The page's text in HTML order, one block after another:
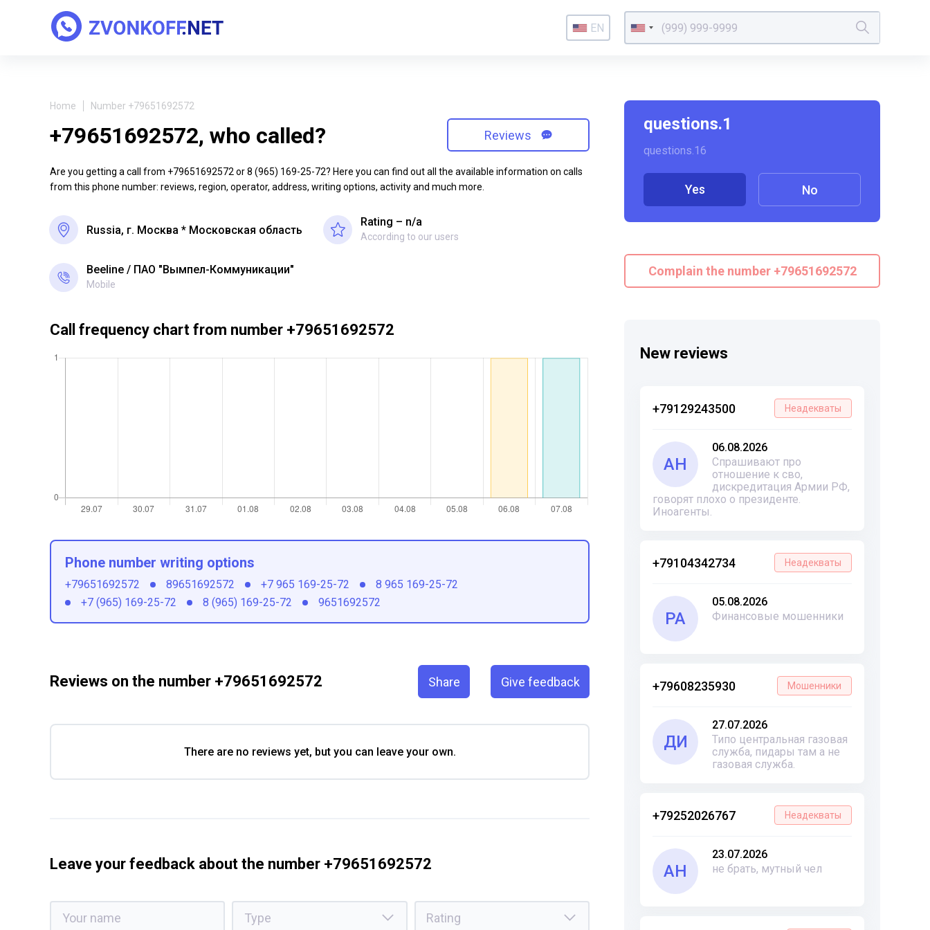
EN
Home Number +79651692572
+79651692572, who called? Reviews
Are you getting a call from +79651692572 or 8 (965) 169-25-72? Here you can find out all the available information on calls
from this phone number: reviews, region, operator, address, writing options, activity and much more.
Russia, г. Москва * Московская область
Rating – n/a
According to our users
Beeline ПАО "Вымпел-Коммуникации"
Mobile
questions.1
questions.16
Yes No
Complain the number +79651692572
New reviews
+79129243500 Неадекваты
АН
06.08.2026
Спрашивают про
отношение к сво,
дискредитация Армии РФ,
говорят плохо о президенте.
Иноагенты.
+79104342734 Неадекваты
РА
05.08.2026
Финансовые мошенники
+79608235930 Мошенники
ДИ
27.07.2026
Типо центральная газовая
служба, пидары там а не
газовая служба.
+79252026767 Неадекваты
АН
23.07.2026
не брать, мутный чел
Call frequency chart from number +79651692572
Phone number writing options
+79651692572 89651692572 +7 965 169-25-72
8 965 169-25-72
+7 (965) 169-25-72
8 (965) 169-25-72 9651692572
Reviews on the number +79651692572 Share Give feedback
There are no reviews yet, but you can leave your own.
Leave your feedback about the number +79651692572